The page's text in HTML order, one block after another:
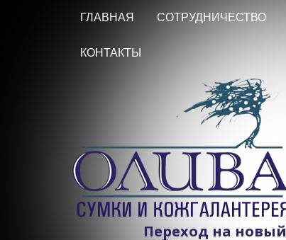
ГЛАВНАЯ СОТРУДНИЧЕСТВО
КОНТАКТЫ
Переход на новый